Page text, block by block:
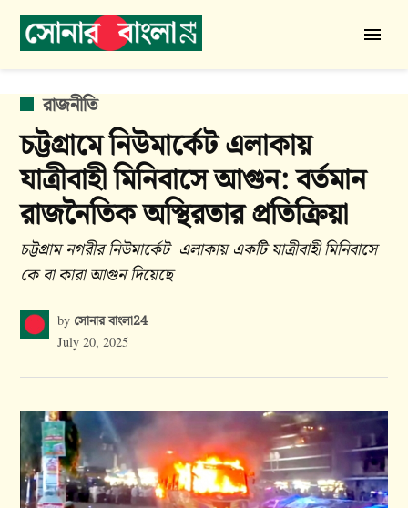
Skip
বাংলা
24
POSTED
IN
রাজনীতি
চট্টগ্রামে নিউমার্কেট এলাকায়
যাত্রীবাহী মিনিবাসে আগুন: বর্তমান
রাজনৈতিক অস্থিরতার প্রতিক্রিয়া
চট্টগ্রাম নগরীর নিউমার্কেট এলাকায় একটি যাত্রীবাহী মিনিবাসে
কে বা কারা আগুন দিয়েছে
by সোনার বাংলা24
July 20, 2025